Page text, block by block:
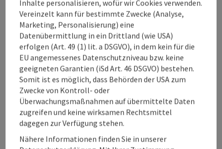
Community aufFacebook,Instagram oderPinterestsind -
oder jetzt werden - und wir gemeinsam noch mehr Menschen
für Oberösterreich begeistern. Nutzen Sie die Vorteile einer
oberösterreichweiten Vernetzung und lassen Sie uns
gemeinsam sichtbarer werden. Wir verwenden die Hashtags
#oberoesterreich, #upperaustria, #uppermoments und
freuen uns, wenn auch Sie diese nutzen und uns markieren.
Folgen Sie uns auch aufFacebook/Oberösterreich Tourismus
um zu Branchenthemen und Hintergrundinformationen
stets aktuell informiert zu sein.
Ansprechpartnerin
Inhalte personalisieren, wofür wir Cookies verwenden.
Vereinzelt kann für bestimmte Zwecke (Analyse,
Marketing, Personalisierung) eine
Datenübermittlung in ein Drittland (wie USA)
erfolgen (Art. 49 (1) lit. a DSGVO), in dem kein für die
EU angemessenes Datenschutzniveau bzw. keine
geeigneten Garantien (iSd Art. 46 DSGVO) bestehen.
Somit ist es möglich, dass Behörden der USA zum
Zwecke von Kontroll- oder
Überwachungsmaßnahmen auf übermittelte Daten
zugreifen und keine wirksamen Rechtsmittel
dagegen zur Verfügung stehen.
Nähere Informationen finden Sie in unserer